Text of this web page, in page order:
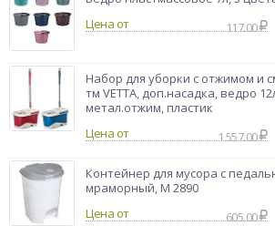
Цена от
117.00
Набор для уборки с отжимом и
тм VETTA, доп.насадка, ведро
метал.отжим, пластик
Цена от
1 557.00
Контейнер для мусора с
мраморный, М 2890
Цена от
605.00